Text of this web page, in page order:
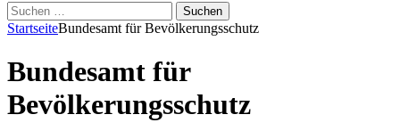
Suchen
nach:
StartseiteBundesamt für Bevölkerungsschutz
Bundesamt für
Bevölkerungsschutz